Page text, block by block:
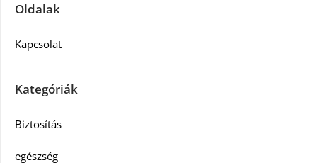
Oldalak
Kapcsolat
Kategóriák
Biztosítás
egészség